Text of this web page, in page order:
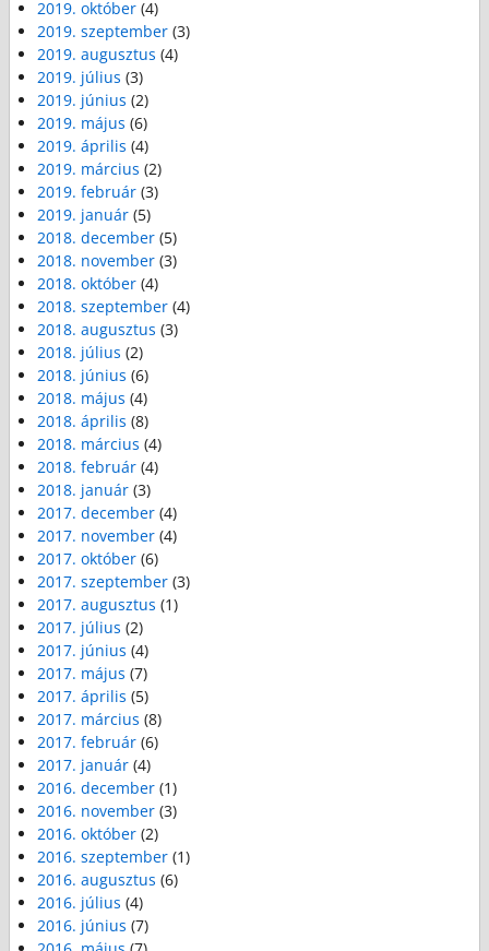
2019. október (4)
2019. szeptember (3)
2019. augusztus (4)
2019. július (3)
2019. június (2)
2019. május (6)
2019. április (4)
2019. március (2)
2019. február (3)
2019. január (5)
2018. december (5)
2018. november (3)
2018. október (4)
2018. szeptember (4)
2018. augusztus (3)
2018. július (2)
2018. június (6)
2018. május (4)
2018. április (8)
2018. március (4)
2018. február (4)
2018. január (3)
2017. december (4)
2017. november (4)
2017. október (6)
2017. szeptember (3)
2017. augusztus (1)
2017. július (2)
2017. június (4)
2017. május (7)
2017. április (5)
2017. március (8)
2017. február (6)
2017. január (4)
2016. december (1)
2016. november (3)
2016. október (2)
2016. szeptember (1)
2016. augusztus (6)
2016. július (4)
2016. június (7)